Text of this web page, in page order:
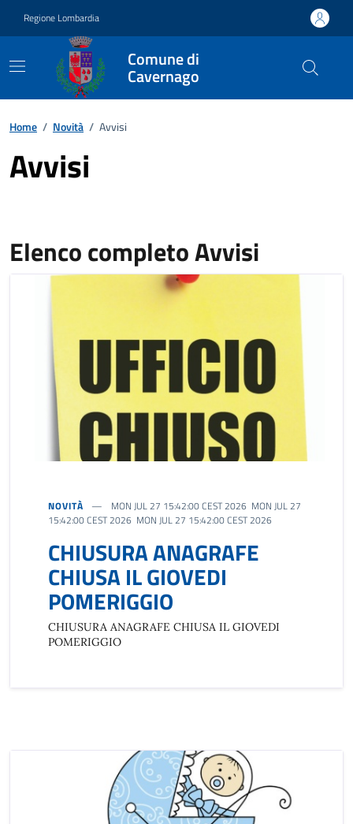
Regione Lombardia
Comune di
Cavernago
Home / Novità / Avvisi
Avvisi
Elenco completo Avvisi
NOVITÀ
MON JUL 27 15:42:00 CEST 2026 MON JUL 27
15:42:00 CEST 2026 MON JUL 27 15:42:00 CEST 2026
CHIUSURA ANAGRAFE
CHIUSA IL GIOVEDI
POMERIGGIO
CHIUSURA ANAGRAFE CHIUSA IL GIOVEDI
POMERIGGIO